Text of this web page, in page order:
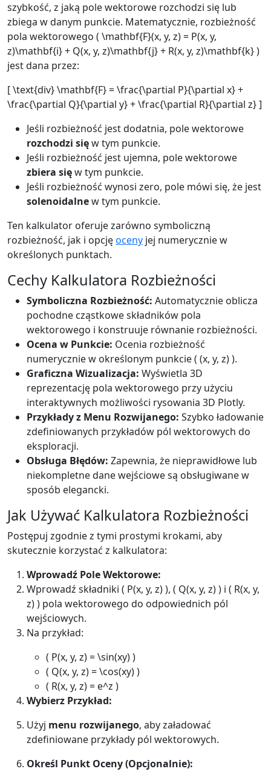
szybkość, z jaką pole wektorowe rozchodzi się lub
zbiega w danym punkcie. Matematycznie, rozbieżność
pola wektorowego ( \mathbf{F}(x, y, z) = P(x, y,
z)\mathbf{i} + Q(x, y, z)\mathbf{j} + R(x, y, z)\mathbf{k} )
jest dana przez:
[ \text{div} \mathbf{F} = \frac{\partial P}{\partial x} +
\frac{\partial Q}{\partial y} + \frac{\partial R}{\partial z} ]
Jeśli rozbieżność jest dodatnia, pole wektorowe
rozchodzi sięw tym punkcie.
Jeśli rozbieżność jest ujemna, pole wektorowe
zbiera sięw tym punkcie.
Jeśli rozbieżność wynosi zero, pole mówi się, że jest
solenoidalnew tym punkcie.
Ten kalkulator oferuje zarówno symboliczną
rozbieżność, jak i opcjęoceny jej numerycznie w
określonych punktach.
Cechy Kalkulatora Rozbieżności
Symboliczna Rozbieżność: Automatycznie oblicza
pochodne cząstkowe składników pola
wektorowego i konstruuje równanie rozbieżności.
Ocena w Punkcie: Ocenia rozbieżność
numerycznie w określonym punkcie ( (x, y, z) ).
Graficzna Wizualizacja: Wyświetla 3D
reprezentację pola wektorowego przy użyciu
interaktywnych możliwości rysowania 3D Plotly.
Przykłady z Menu Rozwijanego: Szybko ładowanie
zdefiniowanych przykładów pól wektorowych do
eksploracji.
Obsługa Błędów: Zapewnia, że nieprawidłowe lub
niekompletne dane wejściowe są obsługiwane w
sposób elegancki.
Jak Używać Kalkulatora Rozbieżności
Postępuj zgodnie z tymi prostymi krokami, aby
skutecznie korzystać z kalkulatora:
Wprowadź Pole Wektorowe:
Wprowadź składniki ( P(x, y, z) ), ( Q(x, y, z) ) i ( R(x, y,
z) ) pola wektorowego do odpowiednich pól
wejściowych.
Na przykład:
( P(x, y, z) = \sin(xy) )
( Q(x, y, z) = \cos(xy) )
( R(x, y, z) = e^z )
Wybierz Przykład:
Użyj menu rozwijanego, aby załadować
zdefiniowane przykłady pól wektorowych.
Określ Punkt Oceny (Opcjonalnie):